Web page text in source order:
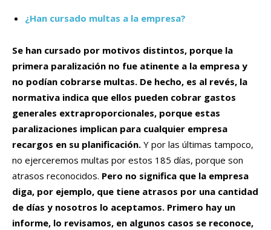
¿Han cursado multas a la empresa?
Se han cursado por motivos distintos, porque la
primera paralización no fue atinente a la empresa y
no podían cobrarse multas. De hecho, es al revés, la
normativa indica que ellos pueden cobrar gastos
generales extraproporcionales, porque estas
paralizaciones implican para cualquier empresa
recargos en su planificación. Y por las últimas tampoco,
no ejerceremos multas por estos 185 días, porque son
atrasos reconocidos. Pero no significa que la empresa
diga, por ejemplo, que tiene atrasos por una cantidad
de días y nosotros lo aceptamos. Primero hay un
informe, lo revisamos, en algunos casos se reconoce,